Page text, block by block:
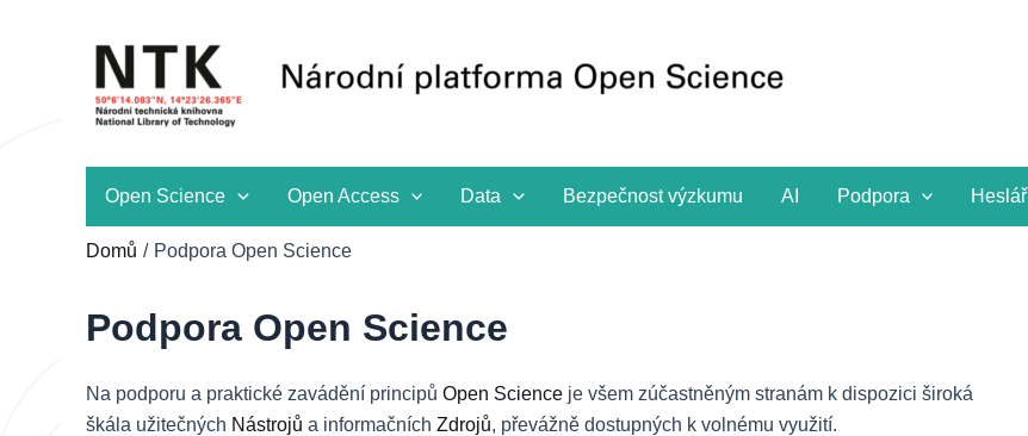
Open Science Open Access Data Bezpečnost výzkumu AI Podpora Heslář
Domů Podpora Open Science
Podpora Open Science
Na podporu a praktické zavádění principů Open Science je všem zúčastněným stranám k dispozici široká
škála užitečných Nástrojů a informačních Zdrojů, převážně dostupných k volnému využití.